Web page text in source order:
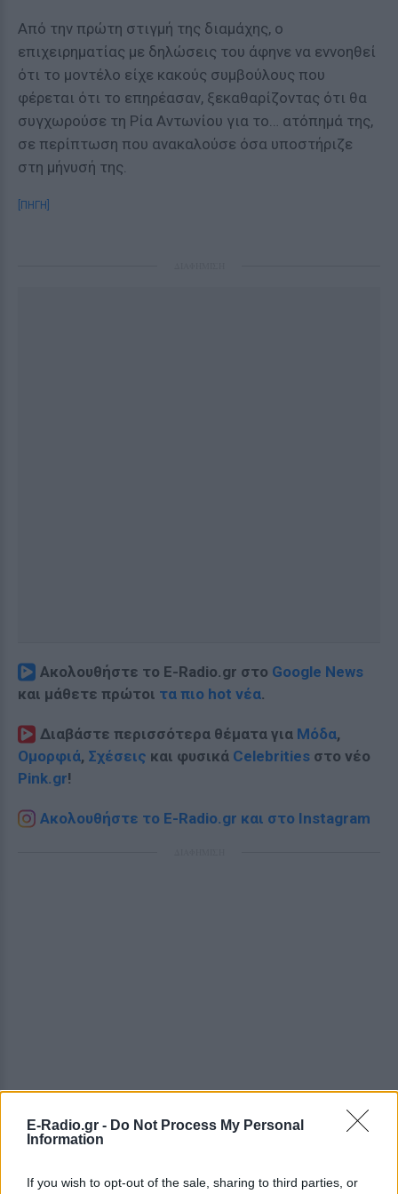
E-Radio.gr - Do Not Process My Personal
Information
If you wish to opt-out of the sale, sharing to third parties, or
Από την πρώτη στιγμή της διαμάχης, ο
επιχειρηματίας με δηλώσεις του άφηνε να εννοηθεί
ότι το μοντέλο είχε κακούς συμβούλους που
φέρεται ότι το επηρέασαν, ξεκαθαρίζοντας ότι θα
συγχωρούσε τη Ρία Αντωνίου για το… ατόπημά της,
σε περίπτωση που ανακαλούσε όσα υποστήριζε
στη μήνυσή της.
[ΠΗΓΗ]
Ακολουθήστε το E-Radio.gr στο Google News
και μάθετε πρώτοι τα πιο hot νέα.
Διαβάστε περισσότερα θέματα για Μόδα,
Ομορφιά, Σχέσεις και φυσικά Celebrities στο νέο
Pink.gr!
Ακολουθήστε το E-Radio.gr και στο Instagram